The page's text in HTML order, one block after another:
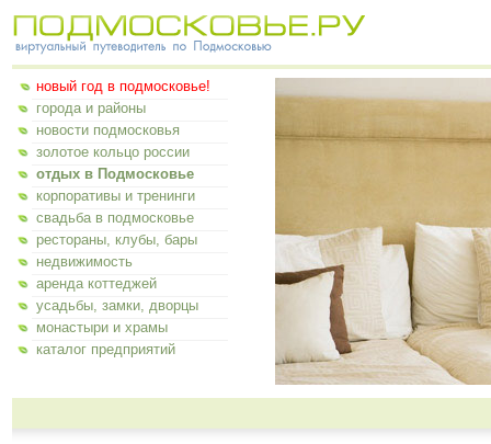
новый год в подмосковье!
города и районы
новости подмосковья
золотое кольцо россии
отдых в Подмосковье
корпоративы и тренинги
свадьба в подмосковье
рестораны, клубы, бары
недвижимость
аренда коттеджей
усадьбы, замки, дворцы
монастыри и храмы
каталог предприятий